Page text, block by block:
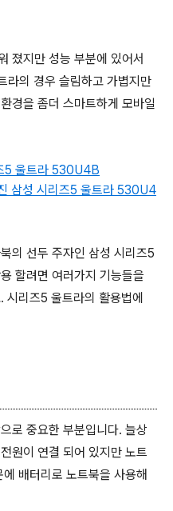
졌지만 성능 부분에 있어서
라의 경우 슬림하고 가볍지만
경을 좀더 스마트하게 모바일
5 울트라 530U4B
삼성 시리즈5 울트라 530U4
의 선두 주자인 삼성 시리즈5
할려면 여러가지 기능들을
시리즈5 울트라의 활용법에
로 중요한 부분입니다. 늘상
원이 연결 되어 있지만 노트
배터리로 노트북을 사용해